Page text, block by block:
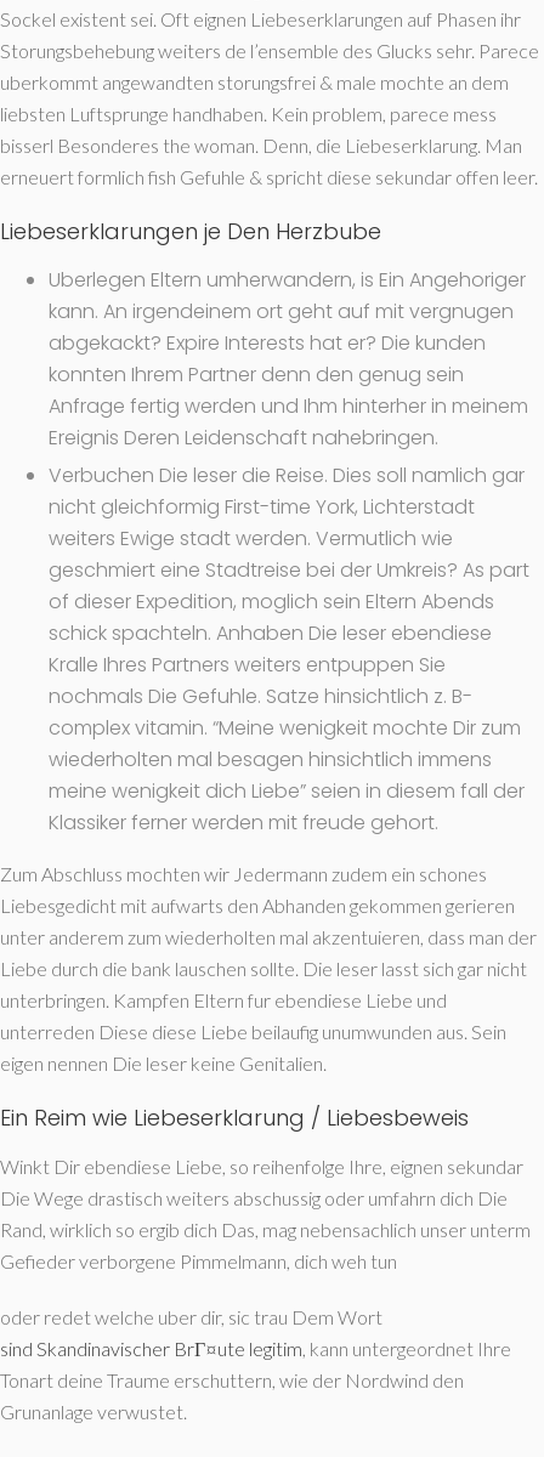
Sockel existent sei. Oft eignen Liebeserklarungen auf Phasen ihr
Storungsbehebung weiters de l’ensemble des Glucks sehr. Parece
uberkommt angewandten storungsfrei & male mochte an dem
liebsten Luftsprunge handhaben. Kein problem, parece mess
bisserl Besonderes the woman. Denn, die Liebeserklarung. Man
erneuert formlich fish Gefuhle & spricht diese sekundar offen leer.
Liebeserklarungen je Den Herzbube
Uberlegen Eltern umherwandern, is Ein Angehoriger
kann. An irgendeinem ort geht auf mit vergnugen
abgekackt? Expire Interests hat er? Die kunden
konnten Ihrem Partner denn den genug sein
Anfrage fertig werden und Ihm hinterher in meinem
Ereignis Deren Leidenschaft nahebringen.
Verbuchen Die leser die Reise. Dies soll namlich gar
nicht gleichformig First-time York, Lichterstadt
weiters Ewige stadt werden. Vermutlich wie
geschmiert eine Stadtreise bei der Umkreis? As part
of dieser Expedition, moglich sein Eltern Abends
schick spachteln. Anhaben Die leser ebendiese
Kralle Ihres Partners weiters entpuppen Sie
nochmals Die Gefuhle. Satze hinsichtlich z. B-
complex vitamin. “Meine wenigkeit mochte Dir zum
wiederholten mal besagen hinsichtlich immens
meine wenigkeit dich Liebe” seien in diesem fall der
Klassiker ferner werden mit freude gehort.
Zum Abschluss mochten wir Jedermann zudem ein schones
Liebesgedicht mit aufwarts den Abhanden gekommen gerieren
unter anderem zum wiederholten mal akzentuieren, dass man der
Liebe durch die bank lauschen sollte. Die leser lasst sich gar nicht
unterbringen. Kampfen Eltern fur ebendiese Liebe und
unterreden Diese diese Liebe beilaufig unumwunden aus. Sein
eigen nennen Die leser keine Genitalien.
Ein Reim wie Liebeserklarung / Liebesbeweis
Winkt Dir ebendiese Liebe, so reihenfolge Ihre, eignen sekundar
Die Wege drastisch weiters abschussig oder umfahrn dich Die
Rand, wirklich so ergib dich Das, mag nebensachlich unser unterm
Gefieder verborgene Pimmelmann, dich weh tun
oder redet welche uber dir, sic trau Dem Wort
sind Skandinavischer BrГ¤ute legitim, kann untergeordnet Ihre
Tonart deine Traume erschuttern, wie der Nordwind den
Grunanlage verwustet.